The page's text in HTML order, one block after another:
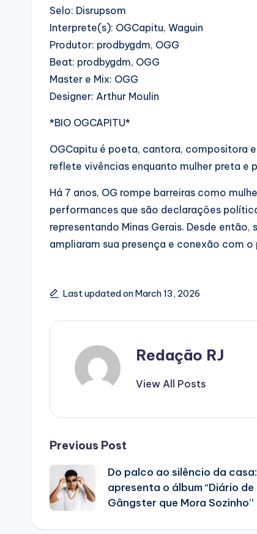
Selo: Disrupsom
Interprete(s): OGCapitu, Waguin
Produtor: prodbygdm, OGG
Beat: prodbygdm, OGG
Master e Mix: OGG
Designer: Arthur Moulin
*BIO OGCAPITU*
OGCapitu é poeta, cantora, compositora
reflete vivências enquanto mulher preta e
Há 7 anos, OG rompe barreiras como
performances que são declarações
representando Minas Gerais. Desde
ampliaram sua presença e conexão com o
Last updated on March 13, 2026
Redação RJ
View All Posts
Post
navigation
Previous Post
Do palco ao silêncio da
apresenta o álbum “Diário de
Gângster que Mora Sozinho”